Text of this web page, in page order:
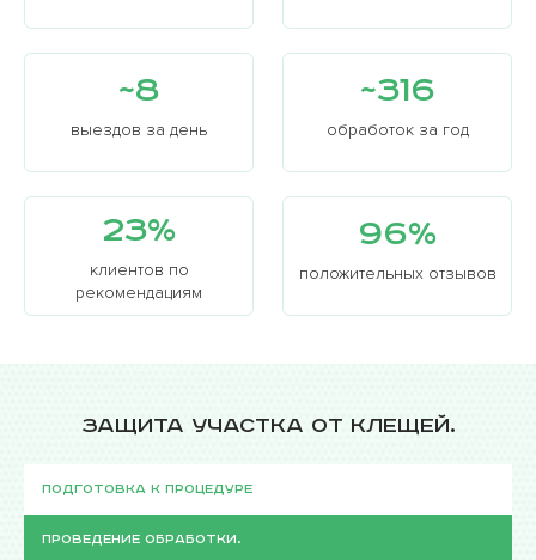
на открытую землю, но и прятаться в тканях одежды
или на коже после прогулки по лесу. Важно
кошение травы и уборка мусора, обрабатывать
особенно детскую кожу опрыскивателями перед
парком, где есть кусты. Это способствует снижению
популяции клещей.
Основные группы клещей:
Иксодовые — переносят инфекции и наиболее
опасны для людей и животных.
вызывать аллергию.
~8
выездов за день
~316
обработок за год
23%
клиентов по
рекомендациям
96%
положительных отзывов
Защита участка от клещей.
Подготовка к процедуре
Проведение обработки.